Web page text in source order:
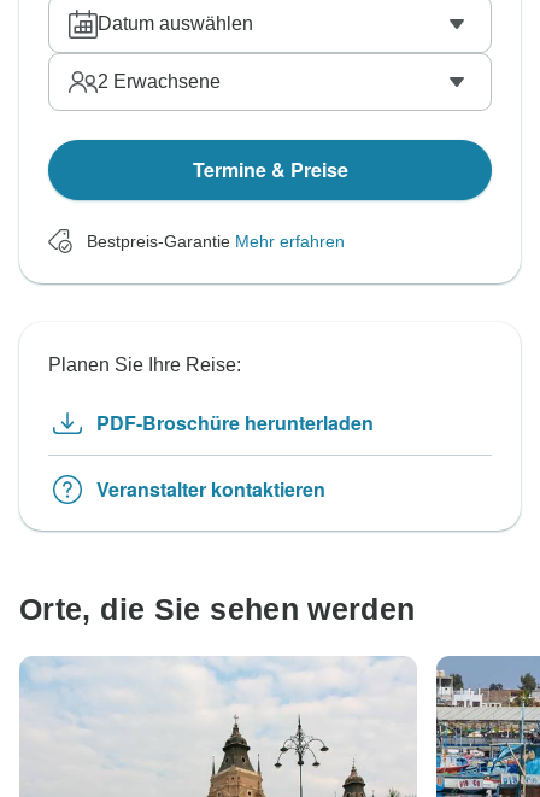
Datum auswählen
2 Erwachsene
Termine & Preise
Bestpreis-Garantie Mehr erfahren
Planen Sie Ihre Reise:
PDF-Broschüre herunterladen
Veranstalter kontaktieren
Orte, die Sie sehen werden